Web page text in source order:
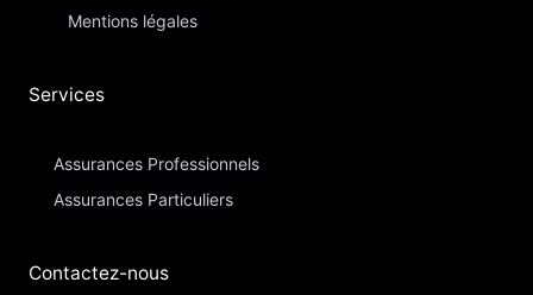
Mentions légales
Services
Assurances Professionnels
Assurances Particuliers​
Contactez-nous​